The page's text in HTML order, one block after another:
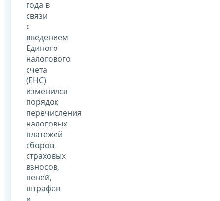
года в
связи
с
введением
Единого
налогового
счета
(ЕНС)
изменился
порядок
перечисления
налоговых
платежей
сборов,
страховых
взносов,
пеней,
штрафов